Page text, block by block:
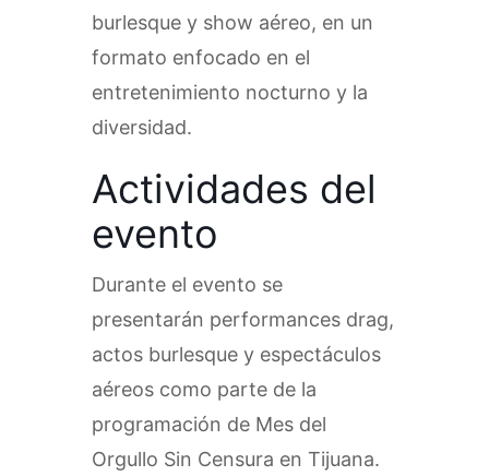
burlesque y show aéreo, en un
formato enfocado en el
entretenimiento nocturno y la
diversidad.
Actividades del
evento
Durante el evento se
presentarán performances drag,
actos burlesque y espectáculos
aéreos como parte de la
programación de Mes del
Orgullo Sin Censura en Tijuana.